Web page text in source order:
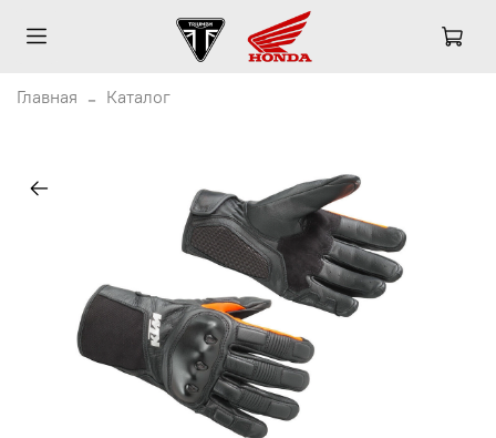
Главная Каталог